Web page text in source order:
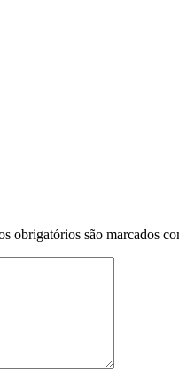
obrigatórios são marcados